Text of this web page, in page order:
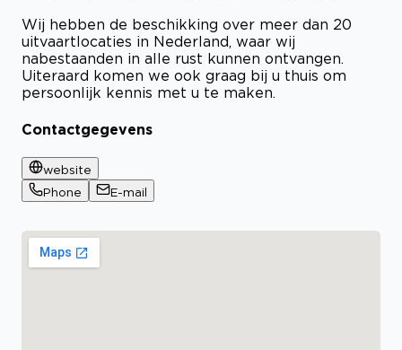
Wij hebben de beschikking over meer dan 20
uitvaartlocaties in Nederland, waar wij
nabestaanden in alle rust kunnen ontvangen.
Uiteraard komen we ook graag bij u thuis om
persoonlijk kennis met u te maken.
Contactgegevens
website
Phone
E-mail